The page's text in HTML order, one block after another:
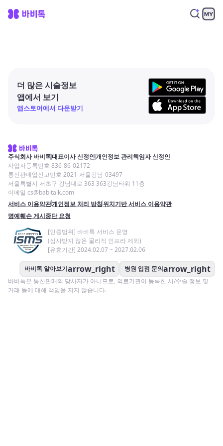
더 많은 시술정보
앱에서 보기
앱스토어에서 다운받기
주식회사 바비톡대표이사 신정인개인정보 관리책임자 신정인
사업자등록번호 836-86-02172
통신판매업신고번호 2021-서울강남-03497
서울특별시 서초구 강남대로 363 363강남타워 11층
이메일 cs@babitalk.com
서비스 이용약관개인정보 처리 방침위치기반 서비스 이용약관
명예훼손 게시중단 요청
[인증범위] 바비톡 서비스 운영
(심사받지 않은 물리적 인프라 제외)
[유효기간] 2024.02.07 ~ 2027.02.06
바비톡 알아보기arrow_right 병원 입점 문의arrow_right
바비톡은 통신판매의 당사자가 아니므로, 의료기관이 등록한 시/수술 정보 및
거래 등에 대해 책임을 지지 않습니다.